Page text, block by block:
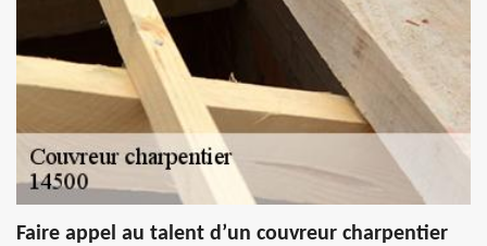
Faire appel au talent d’un couvreur charpentier